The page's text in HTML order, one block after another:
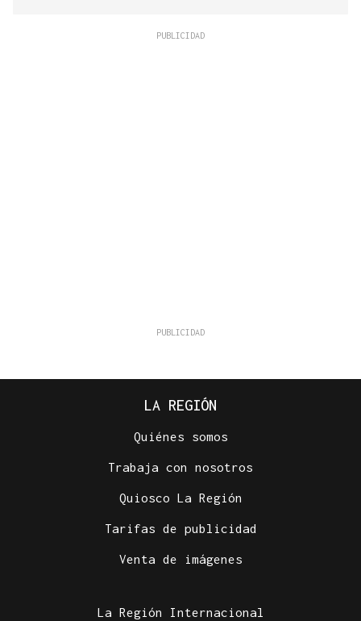
LA REGIÓN
Quiénes somos
Trabaja con nosotros
Quiosco La Región
Tarifas de publicidad
Venta de imágenes
La Región Internacional